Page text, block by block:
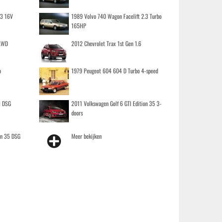
16V
1989 Volvo 740 Wagon Facelift 2.3 Turbo
165HP
2012 Chevrolet Trax 1st Gen 1.6
1979 Peugeot 604 604 D Turbo 4-speed
2011 Volkswagen Golf 6 GTI Edition 35 3-
doors
35 DSG Meer bekijken